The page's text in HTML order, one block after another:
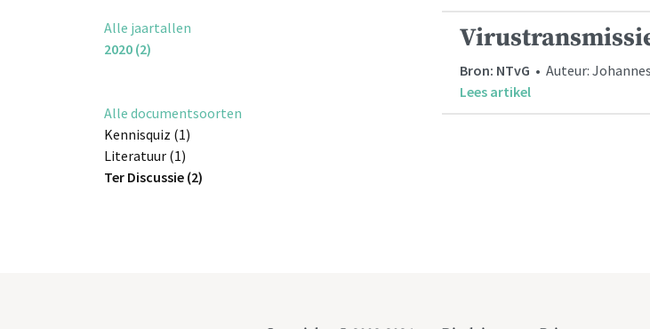
Alle jaartallen
2020 (2)
Alle documentsoorten
Kennisquiz (1)
Literatuur (1)
Ter Discussie (2)
Bron: NTvG • Auteur:
Lees artikel